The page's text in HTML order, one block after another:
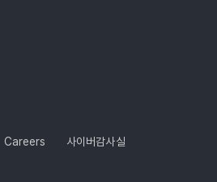
Careers 사이버감사실